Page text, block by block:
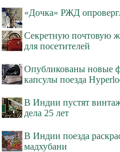
«Дочка» РЖД
Секретную почтовую
для посетителей
Опубликованы новые
капсулы поезда
В Индии пустят
дела 25 лет
В Индии поезда
мадхубани